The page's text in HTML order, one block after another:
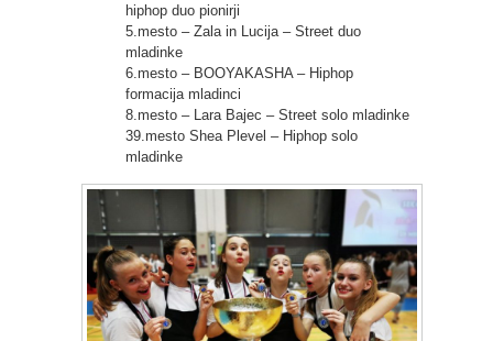
hiphop duo pionirji
5.mesto – Zala in Lucija – Street duo
mladinke
6.mesto – BOOYAKASHA – Hiphop
formacija mladinci
8.mesto – Lara Bajec – Street solo mladinke
39.mesto Shea Plevel – Hiphop solo
mladinke